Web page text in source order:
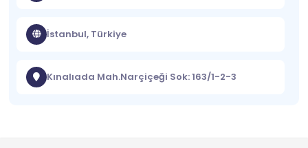
İstanbul, Türkiye
Kınalıada Mah.Narçiçeği Sok: 163/1-2-3